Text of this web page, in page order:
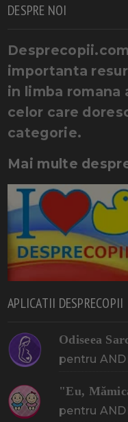
DESPRE NOI
importanta
in limba
celor care
categorie.
Mai multe
APLICATII DESPRECOPII
Odiseea
pentru
"Eu,
pentru